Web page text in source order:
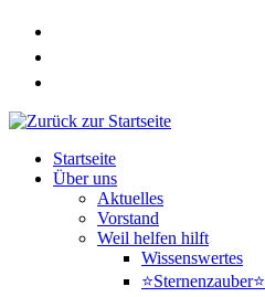
Zum
springen
Startseite
Über uns
Aktuelles
Vorstand
Weil helfen hilft
Wissenswertes
⭐Sternenzauber⭐